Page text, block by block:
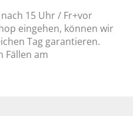
15 Uhr / Fr+vor
eingehen, können wir
Tag garantieren.
Fällen am